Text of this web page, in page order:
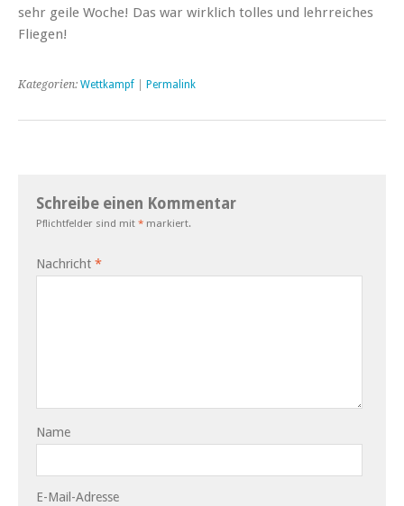
sehr geile Woche! Das war wirklich tolles und lehrreiches
Fliegen!
Kategorien: Wettkampf Permalink
Schreibe einen Kommentar
Pflichtfelder sind mit * markiert.
Nachricht *
Name
E-Mail-Adresse